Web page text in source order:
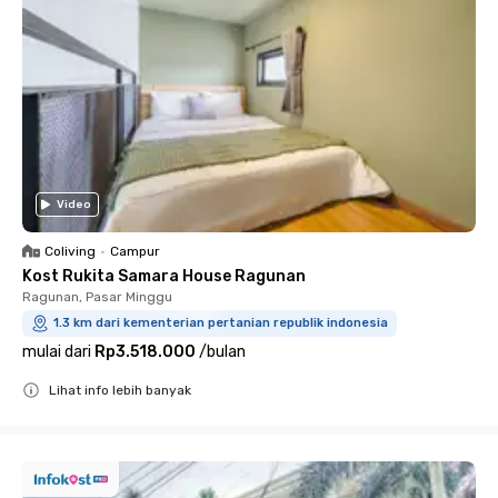
Video
Coliving • Campur
Kost Rukita Samara House Ragunan
Ragunan, Pasar Minggu
1.3 km dari kementerian pertanian republik indonesia
mulai dari Rp3.518.000 /bulan
Lihat info lebih banyak